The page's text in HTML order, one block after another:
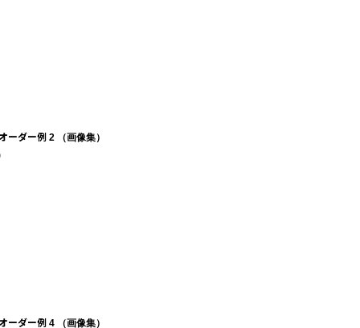
ーダー例 2 （画像集）
ーダー例 4 （画像集）